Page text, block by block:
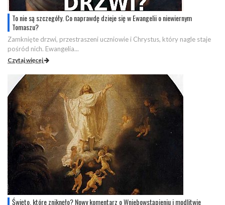
To nie są szczegóły. Co naprawdę dzieje się w Ewangelii o niewiernym
Tomaszu?
Zamknięte drzwi, przestraszeni uczniowie i Chrystus, który nagle staje
pośród nich. Ewangelia...
Czytaj więcej
Święto, które zniknęło? Nowy komentarz o Wniebowstąpieniu i modlitwie